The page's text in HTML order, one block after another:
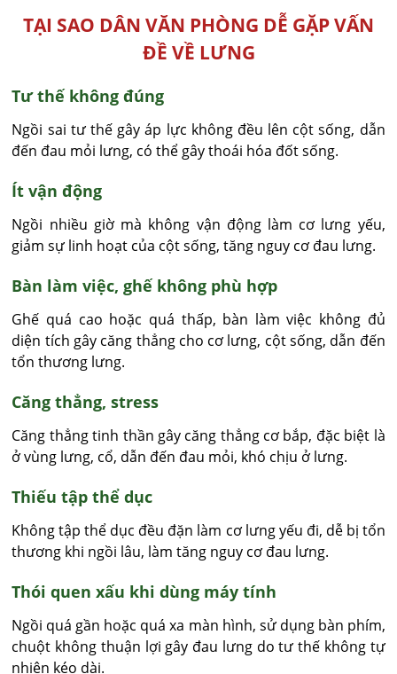
TẠI SAO DÂN VĂN PHÒNG DỄ GẶP VẤN
ĐỀ VỀ LƯNG
Tư thế không đúng
Ngồi sai tư thế gây áp lực không đều lên cột sống, dẫn
đến đau mỏi lưng, có thể gây thoái hóa đốt sống.
Ít vận động
Ngồi nhiều giờ mà không vận động làm cơ lưng yếu,
giảm sự linh hoạt của cột sống, tăng nguy cơ đau lưng.
Bàn làm việc, ghế không phù hợp
Ghế quá cao hoặc quá thấp, bàn làm việc không đủ
diện tích gây căng thẳng cho cơ lưng, cột sống, dẫn đến
tổn thương lưng.
Căng thẳng, stress
Căng thẳng tinh thần gây căng thẳng cơ bắp, đặc biệt là
ở vùng lưng, cổ, dẫn đến đau mỏi, khó chịu ở lưng.
Thiếu tập thể dục
Không tập thể dục đều đặn làm cơ lưng yếu đi, dễ bị tổn
thương khi ngồi lâu, làm tăng nguy cơ đau lưng.
Thói quen xấu khi dùng máy tính
Ngồi quá gần hoặc quá xa màn hình, sử dụng bàn phím,
chuột không thuận lợi gây đau lưng do tư thế không tự
nhiên kéo dài.